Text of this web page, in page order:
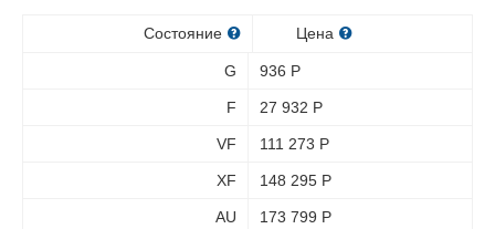
Состояние Цена
G 936 Р
F 27 932 Р
VF 111 273 Р
XF 148 295 Р
AU 173 799 Р